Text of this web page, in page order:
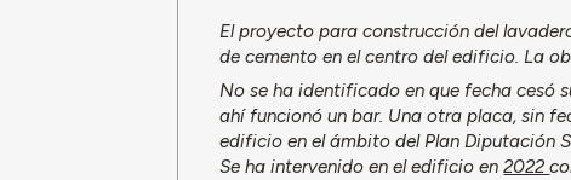
El proyecto para construcción del
de cemento en el centro del edificio. La
No se ha identificado en que fecha cesó
ahí funcionó un bar. Una otra placa, sin
edificio en el ámbito del Plan Diputación
Se ha intervenido en el edificio en2022